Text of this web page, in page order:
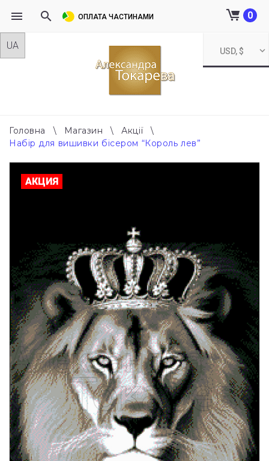
Skip
USD, $
0
ОПЛАТА ЧАСТИНАМИ
Головна \ Магазин \ Акції
\
Набір для вишивки бісером “Король лев”
АКЦИЯ